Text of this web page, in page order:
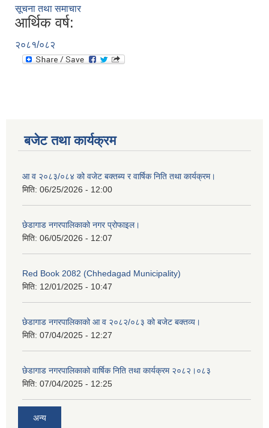
सूचना तथा समाचार
आर्थिक वर्ष:
२०८१/०८२
बजेट तथा कार्यक्रम
आ व २०८३/०८४ को वजेट बक्तब्य र वार्षिक निति तथा कार्यक्रम।
मिति: 06/25/2026 - 12:00
छेडागाड नगरपालिकाको नगर प्रोफाइल।
मिति: 06/05/2026 - 12:07
Red Book 2082 (Chhedagad Municipality)
मिति: 12/01/2025 - 10:47
छेडागाड नगरपालिकाको आ व २०८२/०८३ को बजेट बक्तव्य।
मिति: 07/04/2025 - 12:27
छेडागाड नगरपालिकाको वार्षिक निति तथा कार्यक्रम २०८२।०८३
मिति: 07/04/2025 - 12:25
अन्य